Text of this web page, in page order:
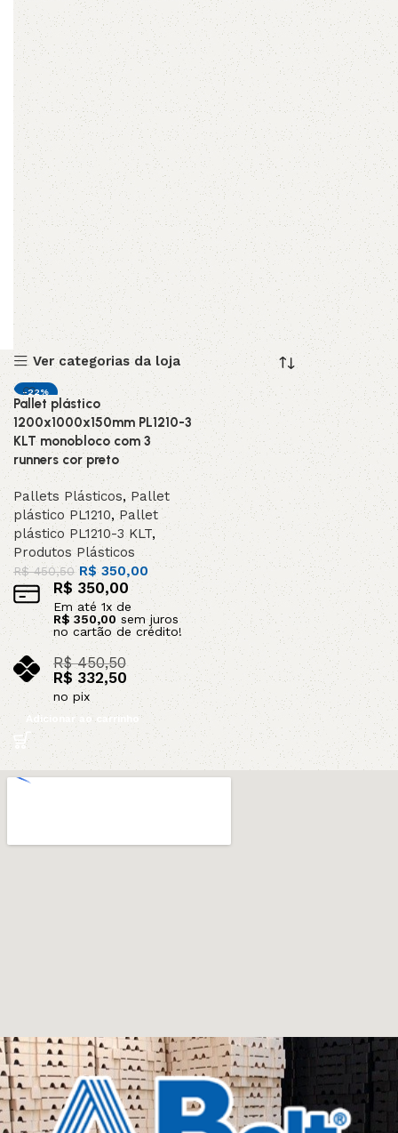
Ver categorias da loja
-22%
Pallet plástico
1200x1000x150mm PL1210-3
KLT monobloco com 3
runners cor preto
Pallets Plásticos,Pallet
plástico PL1210,Pallet
plástico PL1210-3 KLT,
Produtos Plásticos
R$450,50 R$350,00
R$350,00
Em até 1x de
R$350,00 sem juros
no cartão de crédito!
R$450,50
R$ 332,50
no pix
Adicionar ao carrinho